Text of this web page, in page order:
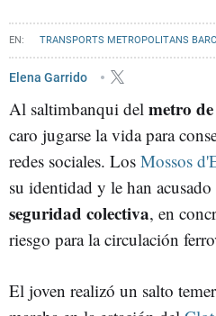
TRANSPORTS METROPOLITANS
MOSSOS D'ESQUADRA
Elena Garrido
Al saltimbanqui del metro
caro jugarse la vida para
redes sociales. Los Mossos
su identidad y le han
seguridad colectiva, en
riesgo para la circulación
El joven realizó un salto